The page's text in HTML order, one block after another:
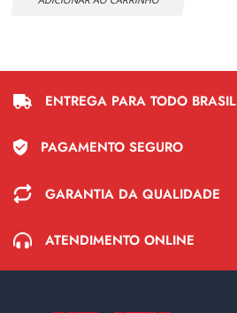
ENTREGA PARA TODO BRASIL
PAGAMENTO SEGURO
GARANTIA DA QUALIDADE
ATENDIMENTO ONLINE